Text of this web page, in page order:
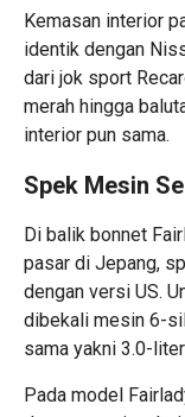
Kemasan interior
identik dengan
dari jok sport
merah hingga
interior pun sama.
Spek Mesin
Di balik bonnet
pasar di Jepang,
dengan versi US.
dibekali mesin 6-
sama yakni 3.0-
Pada model